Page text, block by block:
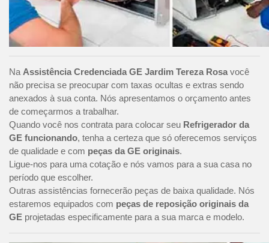
Na Assistência Credenciada GE Jardim Tereza Rosa você
não precisa se preocupar com taxas ocultas e extras sendo
anexados à sua conta. Nós apresentamos o orçamento antes
de começarmos a trabalhar.
Quando você nos contrata para colocar seu Refrigerador da
GE funcionando, tenha a certeza que só oferecemos serviços
de qualidade e com peças da GE originais.
Ligue-nos para uma cotação e nós vamos para a sua casa no
período que escolher.
Outras assistências fornecerão peças de baixa qualidade. Nós
estaremos equipados com peças de reposição originais da
GE projetadas especificamente para a sua marca e modelo.